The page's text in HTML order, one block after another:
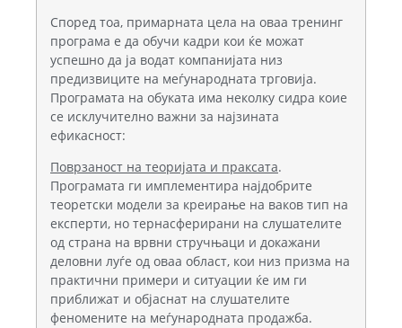
Според тоа, примарната цела на оваа тренинг
програма е да обучи кадри кои ќе можат
успешно да ја водат компанијата низ
предизвиците на меѓународната трговија.
Програмата на обуката има неколку сидра коие
се исклучително важни за најзината
ефикасност:
Поврзаност на теоријата и праксата.
Програмата ги имплементира најдобрите
теоретски модели за креирање на ваков тип на
експерти, но тернасферирани на слушателите
од страна на врвни стручњаци и докажани
деловни луѓе од оваа област, кои низ призма на
практични примери и ситуации ќе им ги
приближат и објаснат на слушателите
феномените на меѓународната продажба.